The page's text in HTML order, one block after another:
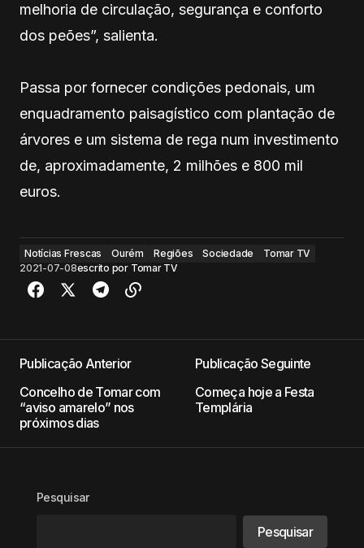
melhoria de circulação, segurança e conforto
dos peões”, salienta.
Passa por fornecer condições pedonais, um
enquadramento paisagístico com plantação de
árvores e um sistema de rega num investimento
de, aproximadamente, 2 milhões e 800 mil
euros.
Notícias Frescas Ourém Regiões Sociedade
Tomar TV
2021-07-08escrito por Tomar TV
Publicação Anterior
Concelho de Tomar com
“aviso amarelo” nos
próximos dias
Publicação Seguinte
Começa hoje a Festa
Templária
Pesquisar
Pesquisar